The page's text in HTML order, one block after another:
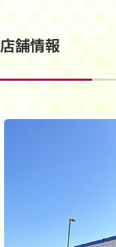
店舗情報